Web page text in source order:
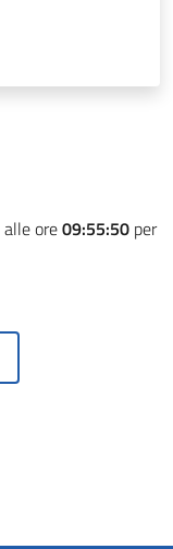
alle ore09:55:50 per